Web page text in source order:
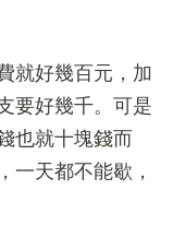
就好幾百元，加
要好幾千。可是
也就十塊錢而
一天都不能歇，